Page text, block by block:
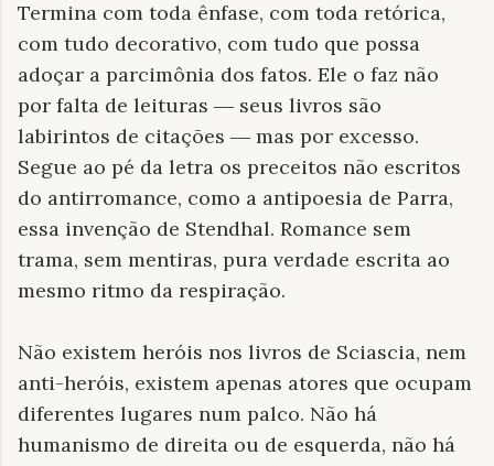
Termina com toda ênfase, com toda retórica,
com tudo decorativo, com tudo que possa
adoçar a parcimônia dos fatos. Ele o faz não
por falta de leituras ― seus livros são
labirintos de citações ― mas por excesso.
Segue ao pé da letra os preceitos não escritos
do antirromance, como a antipoesia de Parra,
essa invenção de Stendhal. Romance sem
trama, sem mentiras, pura verdade escrita ao
mesmo ritmo da respiração.
Não existem heróis nos livros de Sciascia, nem
anti-heróis, existem apenas atores que ocupam
diferentes lugares num palco. Não há
humanismo de direita ou de esquerda, não há